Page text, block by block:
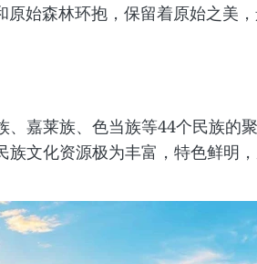
始森林环抱，保留着原始之美
、嘉莱族、色当族等44个民族的
文化资源极为丰富，特色鲜明，